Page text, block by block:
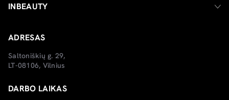
INBEAUTY
ADRESAS
Saltoniškių g. 29,
LT-08106, Vilnius
DARBO LAIKAS